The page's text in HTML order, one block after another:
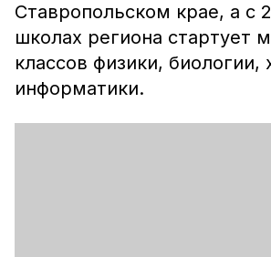
Ставропольском крае, а с
школах региона стартует
классов физики, биологии,
информатики.